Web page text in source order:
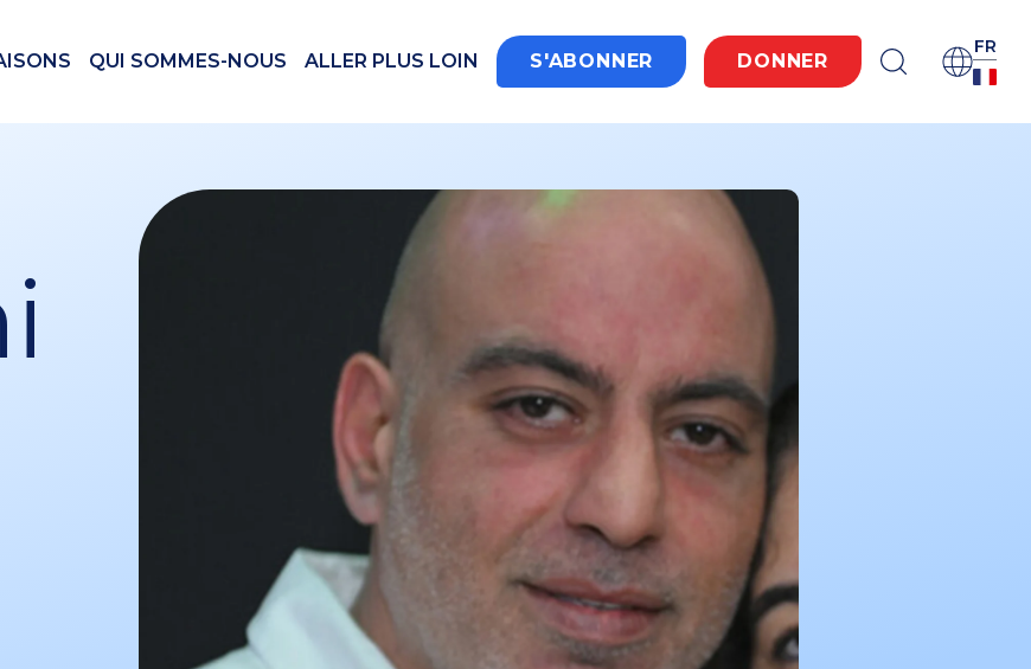
QUI SOMMES-NOUS ALLER PLUS LOIN S'ABONNER DONNER
FR